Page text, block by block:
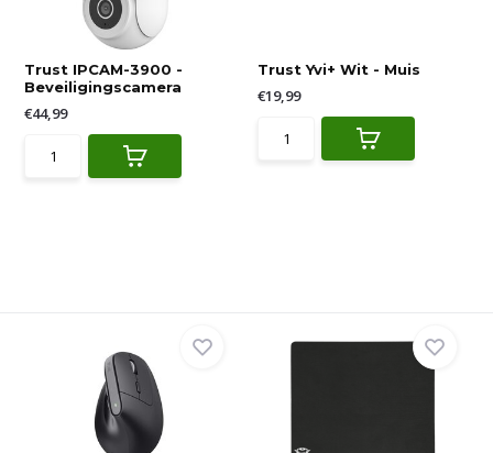
Trust IPCAM-3900 -
Beveiligingscamera
€44,99
Trust Yvi+ Wit - Muis
€19,99